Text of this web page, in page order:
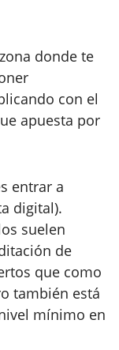
donde te
con el
apuesta por
entrar a
digital).
suelen
de
que como
también está
mínimo en